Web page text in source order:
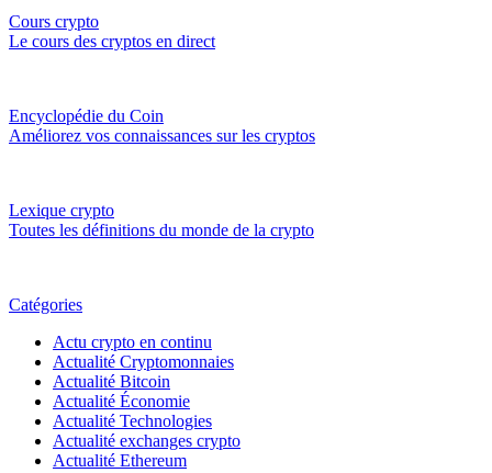
Cours crypto
Le cours des cryptos en direct
Encyclopédie du Coin
Améliorez vos connaissances sur les cryptos
Lexique crypto
Toutes les définitions du monde de la crypto
Catégories
Actu crypto en continu
Actualité Cryptomonnaies
Actualité Bitcoin
Actualité Économie
Actualité Technologies
Actualité exchanges crypto
Actualité Ethereum